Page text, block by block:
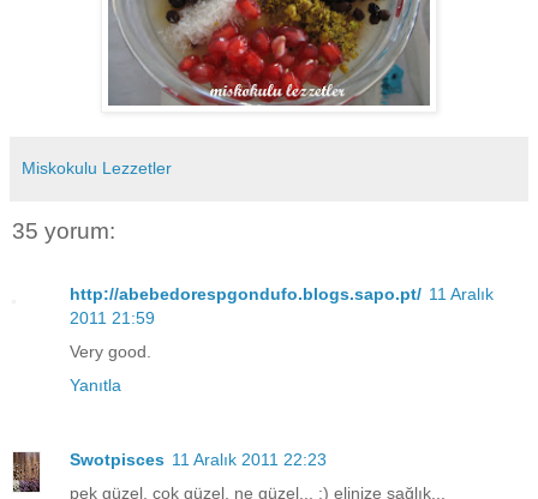
Miskokulu Lezzetler
35 yorum:
http://abebedorespgondufo.blogs.sapo.pt/ 11 Aralık
2011 21:59
Very good.
Yanıtla
Swotpisces 11 Aralık 2011 22:23
pek güzel, çok güzel, ne güzel... :) elinize sağlık...